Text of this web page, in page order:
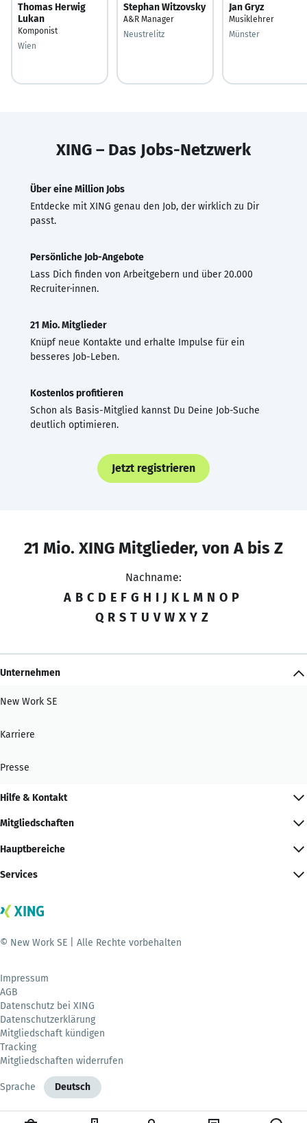
Thomas Herwig
Lukan
Komponist
Wien
Stephan Witzovsky
A&R Manager
Neustrelitz
Jan Gryz
Musiklehrer
Münster
XING – Das Jobs-Netzwerk
Über eine Million Jobs
Entdecke mit XING genau den Job, der wirklich zu Dir
passt.
Persönliche Job-Angebote
Lass Dich finden von Arbeitgebern und über 20.000
Recruiter·innen.
21 Mio. Mitglieder
Knüpf neue Kontakte und erhalte Impulse für ein
besseres Job-Leben.
Kostenlos profitieren
Schon als Basis-Mitglied kannst Du Deine Job-Suche
deutlich optimieren.
Jetzt registrieren
21 Mio. XING Mitglieder, von A bis Z
Nachname:
A B C D E F G H I J K L M N O P
Q R S T U V W X Y Z
Unternehmen
New Work SE
Karriere
Presse
Hilfe & Kontakt
Mitgliedschaften
Hauptbereiche
Services
© New Work SE | Alle Rechte vorbehalten
Impressum
AGB
Datenschutz bei XING
Datenschutzerklärung
Mitgliedschaft kündigen
Tracking
Mitgliedschaften widerrufen
Sprache Deutsch